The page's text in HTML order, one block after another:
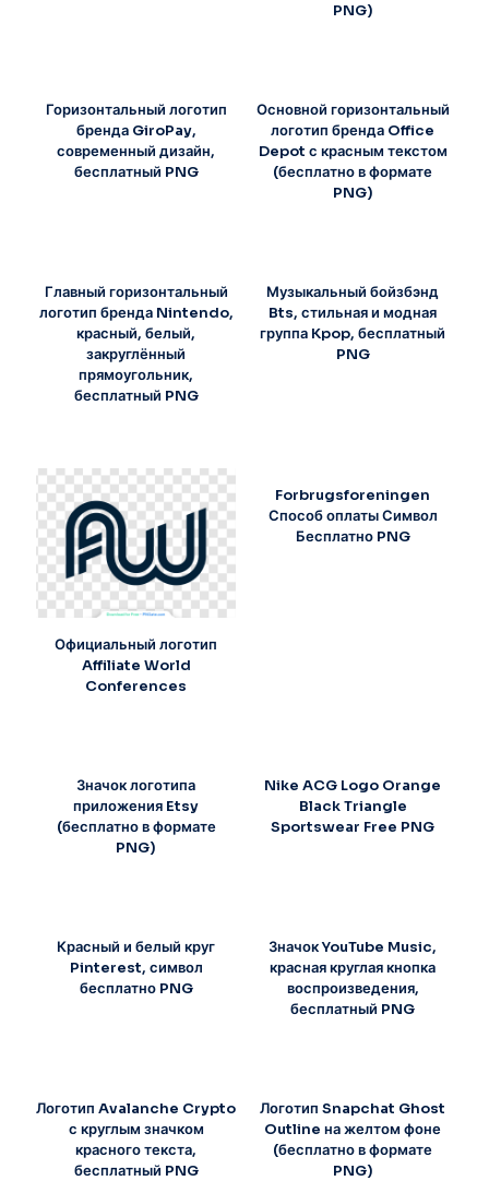
PNG)
Горизонтальный логотип
бренда GiroPay,
современный дизайн,
бесплатный PNG
Основной горизонтальный
логотип бренда Office
Depot с красным текстом
(бесплатно в формате
PNG)
Главный горизонтальный
логотип бренда Nintendo,
красный, белый,
закруглённый
прямоугольник,
бесплатный PNG
Музыкальный бойзбэнд
Bts, стильная и модная
группа Kpop, бесплатный
PNG
Официальный логотип
Affiliate World
Conferences
Forbrugsforeningen
Способ оплаты Символ
Бесплатно PNG
Значок логотипа
приложения Etsy
(бесплатно в формате
PNG)
Nike ACG Logo Orange
Black Triangle
Sportswear Free PNG
Красный и белый круг
Pinterest, символ
бесплатно PNG
Значок YouTube Music,
красная круглая кнопка
воспроизведения,
бесплатный PNG
Логотип Avalanche Crypto
с круглым значком
красного текста,
бесплатный PNG
Логотип Snapchat Ghost
Outline на желтом фоне
(бесплатно в формате
PNG)